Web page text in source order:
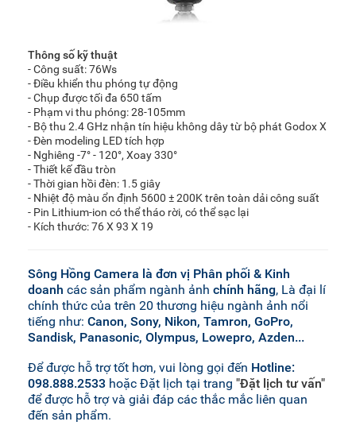
Thông số kỹ thuật
- Công suất: 76Ws
- Điều khiển thu phóng tự động
- Chụp được tối đa 650 tấm
- Phạm vi thu phóng: 28-105mm
- Bộ thu 2.4 GHz nhận tín hiệu không dây từ bộ phát Godox X
- Đèn modeling LED tích hợp
- Nghiêng -7° - 120°, Xoay 330°
- Thiết kế đầu tròn
- Thời gian hồi đèn: 1.5 giây
- Nhiệt độ màu ổn định 5600 ± 200K trên toàn dải công suất
- Pin Lithium-ion có thể tháo rời, có thể sạc lại
- Kích thước: 76 X 93 X 19
Sông Hồng Camera là đơn vị Phân phối & Kinh
doanh các sản phẩm ngành ảnh chính hãng, Là đại lí
chính thức của trên 20 thương hiệu ngành ảnh nổi
tiếng như: Canon, Sony, Nikon, Tamron, GoPro,
Sandisk, Panasonic, Olympus, Lowepro, Azden...
Để được hỗ trợ tốt hơn, vui lòng gọi đến Hotline:
098.888.2533 hoặc Đặt lịch tại trang "Đặt lịch tư vấn"
để được hỗ trợ và giải đáp các thắc mắc liên quan
đến sản phẩm.